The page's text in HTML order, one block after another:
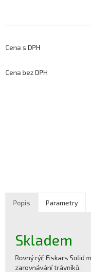
Cena s DPH
Cena bez DPH
Popis Parametry
Skladem
Rovný rýč Fiskars Solid
zarovnávání trávníků.